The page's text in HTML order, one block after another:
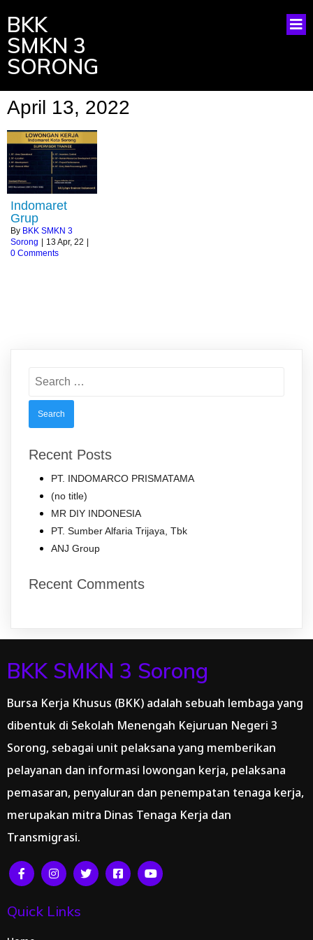
BKK
SMKN 3
SORONG
April 13, 2022
Indomaret
Grup
By BKK SMKN 3
Sorong | 13 Apr, 22 |
0 Comments
for:
Recent Posts
PT. INDOMARCO PRISMATAMA
(no title)
MR DIY INDONESIA
PT. Sumber Alfaria Trijaya, Tbk
ANJ Group
Recent Comments
BKK SMKN 3 Sorong
Bursa Kerja Khusus (BKK) adalah sebuah lembaga yang
dibentuk di Sekolah Menengah Kejuruan Negeri 3
Sorong, sebagai unit pelaksana yang memberikan
pelayanan dan informasi lowongan kerja, pelaksana
pemasaran, penyaluran dan penempatan tenaga kerja,
merupakan mitra Dinas Tenaga Kerja dan
Transmigrasi.
Quick Links